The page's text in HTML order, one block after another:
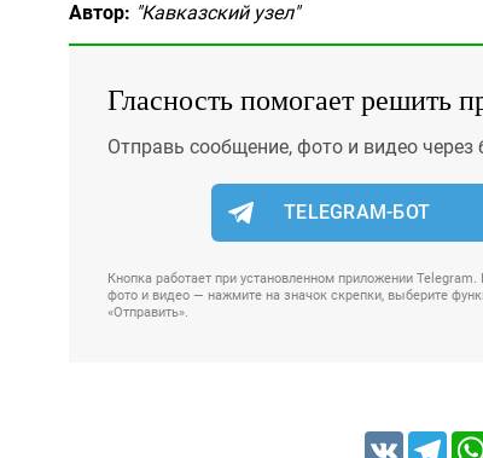
Автор: "Кавказский узел"
Гласность помогает решить
Отправь сообщение, фото и видео через
TELEGRAM-БОТ
Кнопка работает при установленном приложении
фото и видео — нажмите на значок скрепки, выберите
«Отправить».
VK